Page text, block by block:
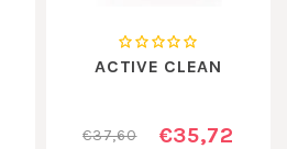
ACTIVE CLEAN
€37,60 €35,72